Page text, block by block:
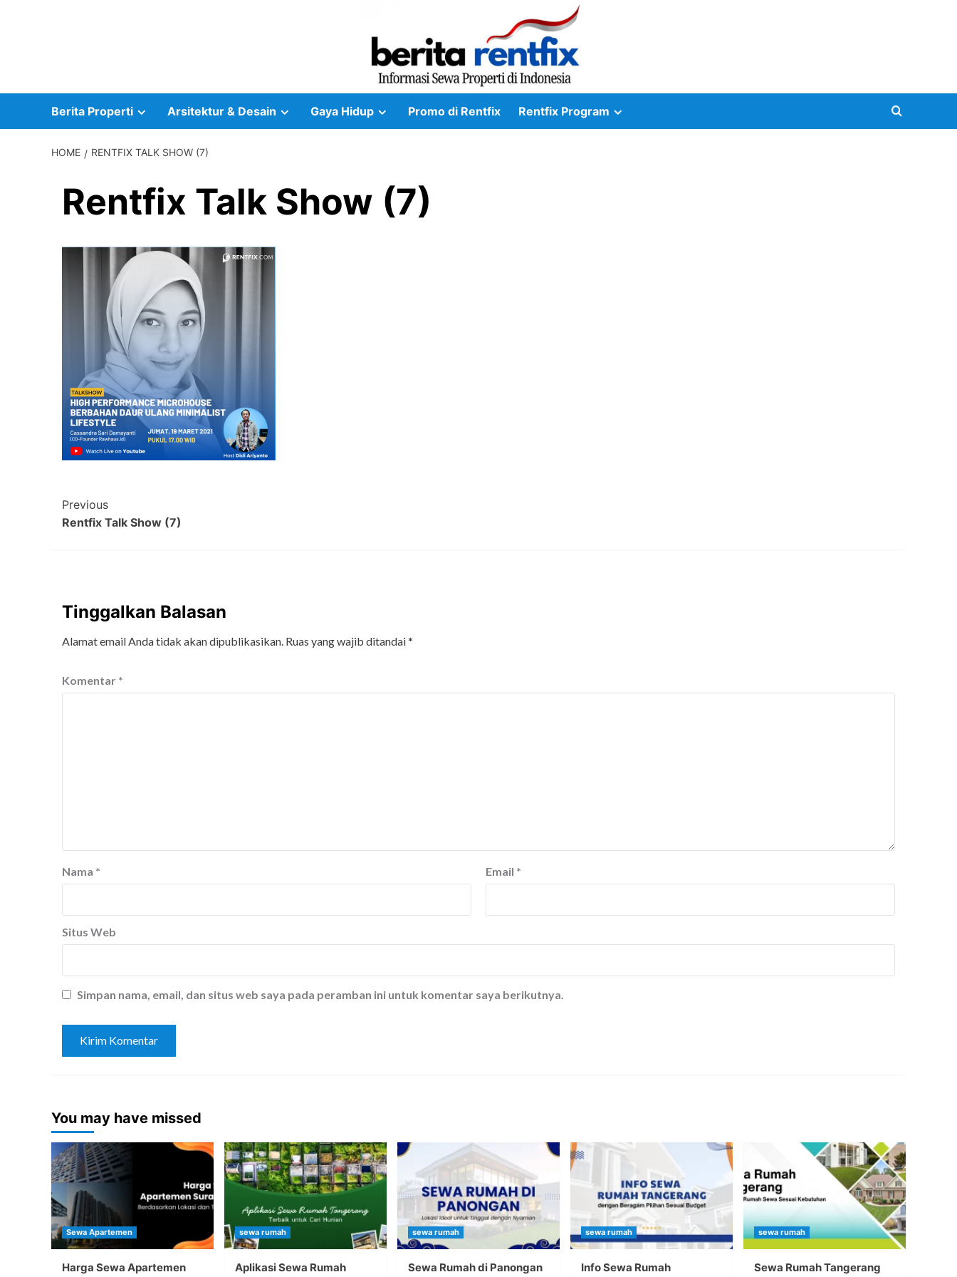
Berita Properti Arsitektur & Desain Gaya Hidup Promo di Rentfix Rentfix Program
HOME RENTFIX TALK SHOW (7)
Rentfix Talk Show (7)
Post
Navigation
Previous
Rentfix Talk Show (7)
Tinggalkan Balasan
Alamat email Anda tidak akan dipublikasikan. Ruas yang wajib ditandai*
Komentar *
Nama * Email *
Situs Web
Simpan nama, email, dan situs web saya pada peramban ini untuk komentar saya berikutnya.
You may have missed
Sewa Apartemen
Harga Sewa Apartemen
sewa rumah
Aplikasi Sewa Rumah
sewa rumah
Sewa Rumah di Panongan
sewa rumah
Info Sewa Rumah
sewa rumah
Sewa Rumah Tangerang